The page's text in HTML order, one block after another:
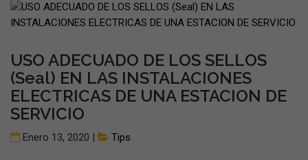
USO ADECUADO DE LOS SELLOS
(Seal) EN LAS INSTALACIONES
ELECTRICAS DE UNA ESTACION DE
SERVICIO
Enero 13, 2020 | Tips